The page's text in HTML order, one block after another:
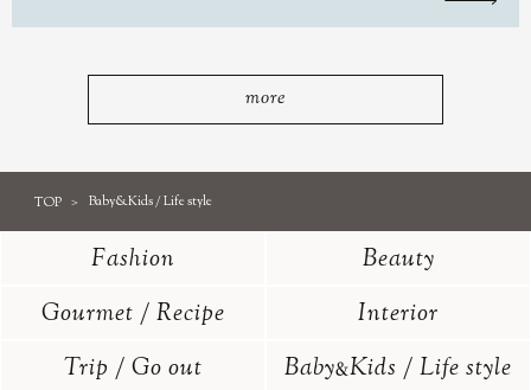
more
TOP Baby&Kids / Life style
Fashion
Beauty
Gourmet / Recipe
Interior
Trip / Go out
Baby&Kids / Life style